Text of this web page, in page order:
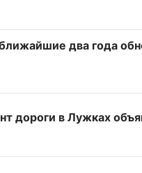
два года
дороги в Лужках